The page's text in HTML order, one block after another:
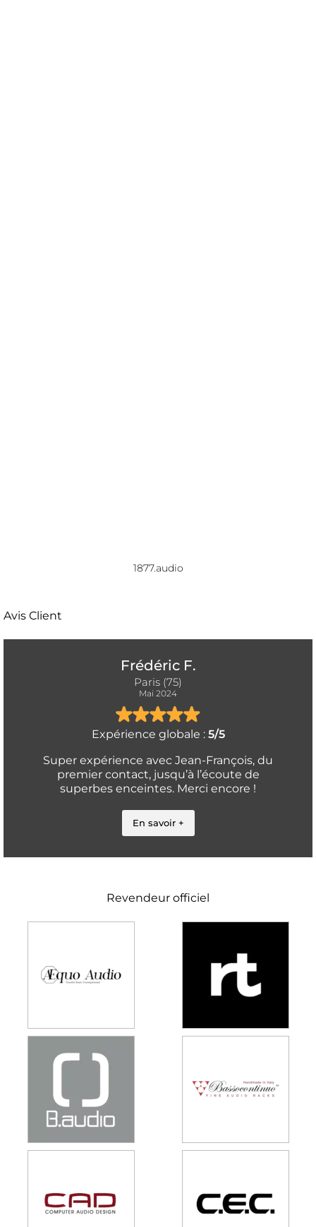
1877.audio
Avis Client
Frédéric F.
Paris (75)
Mai 2024
Expérience globale : 5/5
Super expérience avec Jean-François, du
premier contact, jusqu’à l’écoute de
superbes enceintes. Merci encore !
En savoir +
Revendeur officiel